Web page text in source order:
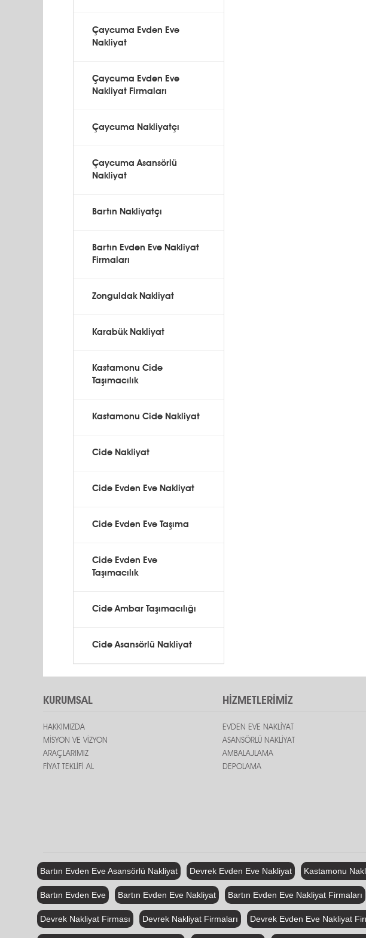
Çaycuma Evden Eve
Nakliyat
Çaycuma Evden Eve
Nakliyat Firmaları
Çaycuma Nakliyatçı
Çaycuma Asansörlü
Nakliyat
Bartın Nakliyatçı
Bartın Evden Eve Nakliyat
Firmaları
Zonguldak Nakliyat
Karabük Nakliyat
Kastamonu Cide
Taşımacılık
Kastamonu Cide Nakliyat
Cide Nakliyat
Cide Evden Eve Nakliyat
Cide Evden Eve Taşıma
Cide Evden Eve
Taşımacılık
Cide Ambar Taşımacılığı
Cide Asansörlü Nakliyat
KURUMSAL HİZMETLERİMİZ
HAKKIMIZDA
MİSYON VE VİZYON
ARAÇLARIMIZ
FİYAT TEKLİFİ AL
EVDEN EVE NAKLİYAT
ASANSÖRLÜ NAKLİYAT
AMBALAJLAMA
DEPOLAMA
Bartın Evden Eve Asansörlü Nakliyat Devrek Evden Eve Nakliyat Kastamonu
Bartın Evden Eve Bartın Evden Eve Nakliyat Bartın Evden Eve Nakliyat Firmaları
Devrek Nakliyat Firması Devrek Nakliyat Firmaları Devrek Evden Eve Nakliyat